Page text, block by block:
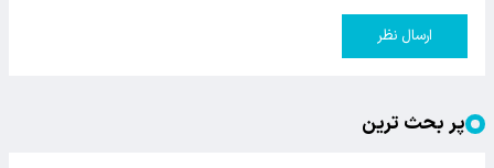
ارسال نظر
پر بحث ترین